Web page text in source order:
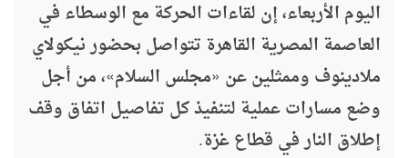
اليوم الأربعاء، إن لقاءات الحركة مع الوسطاء في
العاصمة المصرية القاهرة تتواصل بحضور نيكولاي
ملادينوف وممثلين عن «مجلس السلام»، من أجل
وضع مسارات عملية لتنفيذ كل تفاصيل اتفاق وقف
إطلاق النار في قطاع غزة.